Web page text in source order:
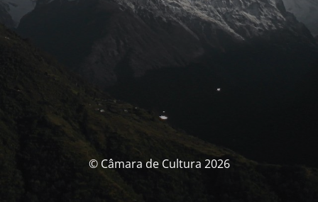
© Câmara de Cultura 2026